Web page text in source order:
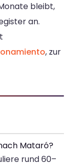
bleibt,
an.
, zur
Mataró?
rund 60–